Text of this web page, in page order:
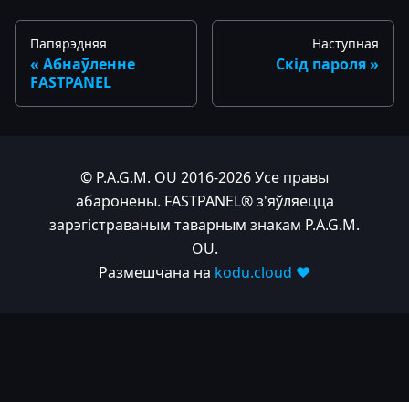
Папярэдняя
Абнаўленне
FASTPANEL
Наступная
Скід пароля
© P.A.G.M. OU 2016-2026 Усе правы
абаронены. FASTPANEL® з'яўляецца
зарэгістраваным таварным знакам P.A.G.M.
OU.
Размешчана на kodu.cloud ❤️